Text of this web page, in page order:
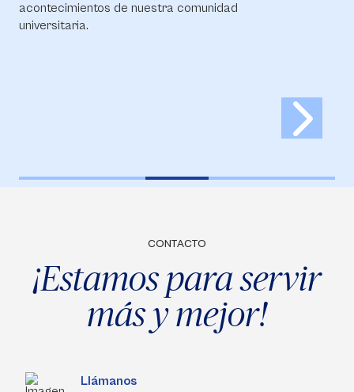
acontecimientos de nuestra comunidad
universitaria.
CONTACTO
¡Estamos para servir
más y mejor!
Llámanos